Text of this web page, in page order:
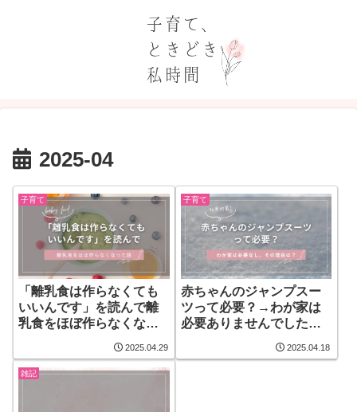
2025-04
子育て
「離乳食は作らなくても
いいんです」を読んで離
乳食をほぼ作らなくなっ
2025.04.29
子育て
赤ちゃんのジャンプスー
ツって必要？→わが家は
必要ありませんでした。
2025.04.18
雑記